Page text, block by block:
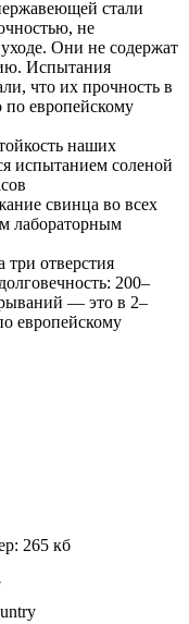
стали
не
Они не содержат
Испытания
что их прочность в
по европейскому
наших
испытанием соленой
свинца во всех
лабораторным
три отверстия
200–
— это в 2–
европейскому
265 кб